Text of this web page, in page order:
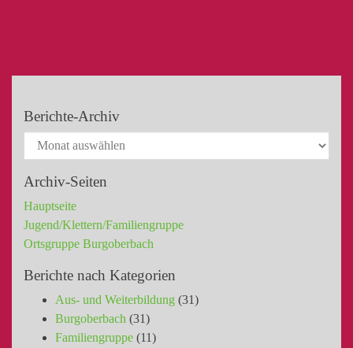
Berichte-Archiv
Archiv-Seiten
Hauptseite
Jugend/Klettern/Familiengruppe
Ortsgruppe Burgoberbach
Berichte nach Kategorien
Aus- und Weiterbildung (31)
Burgoberbach (31)
Familiengruppe (11)